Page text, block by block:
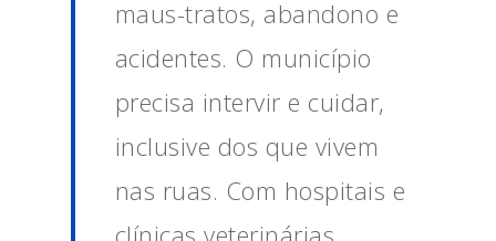
maus-tratos, abandono e
acidentes. O município
precisa intervir e cuidar,
inclusive dos que vivem
nas ruas. Com hospitais e
clínicas veterinárias